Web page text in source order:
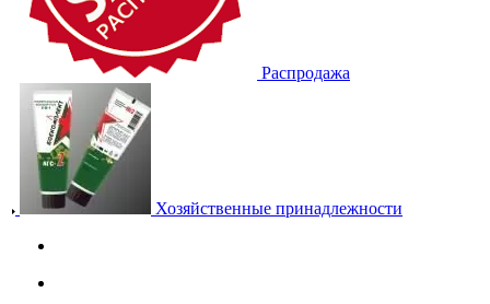
Распродажа
Хозяйственные принадлежности